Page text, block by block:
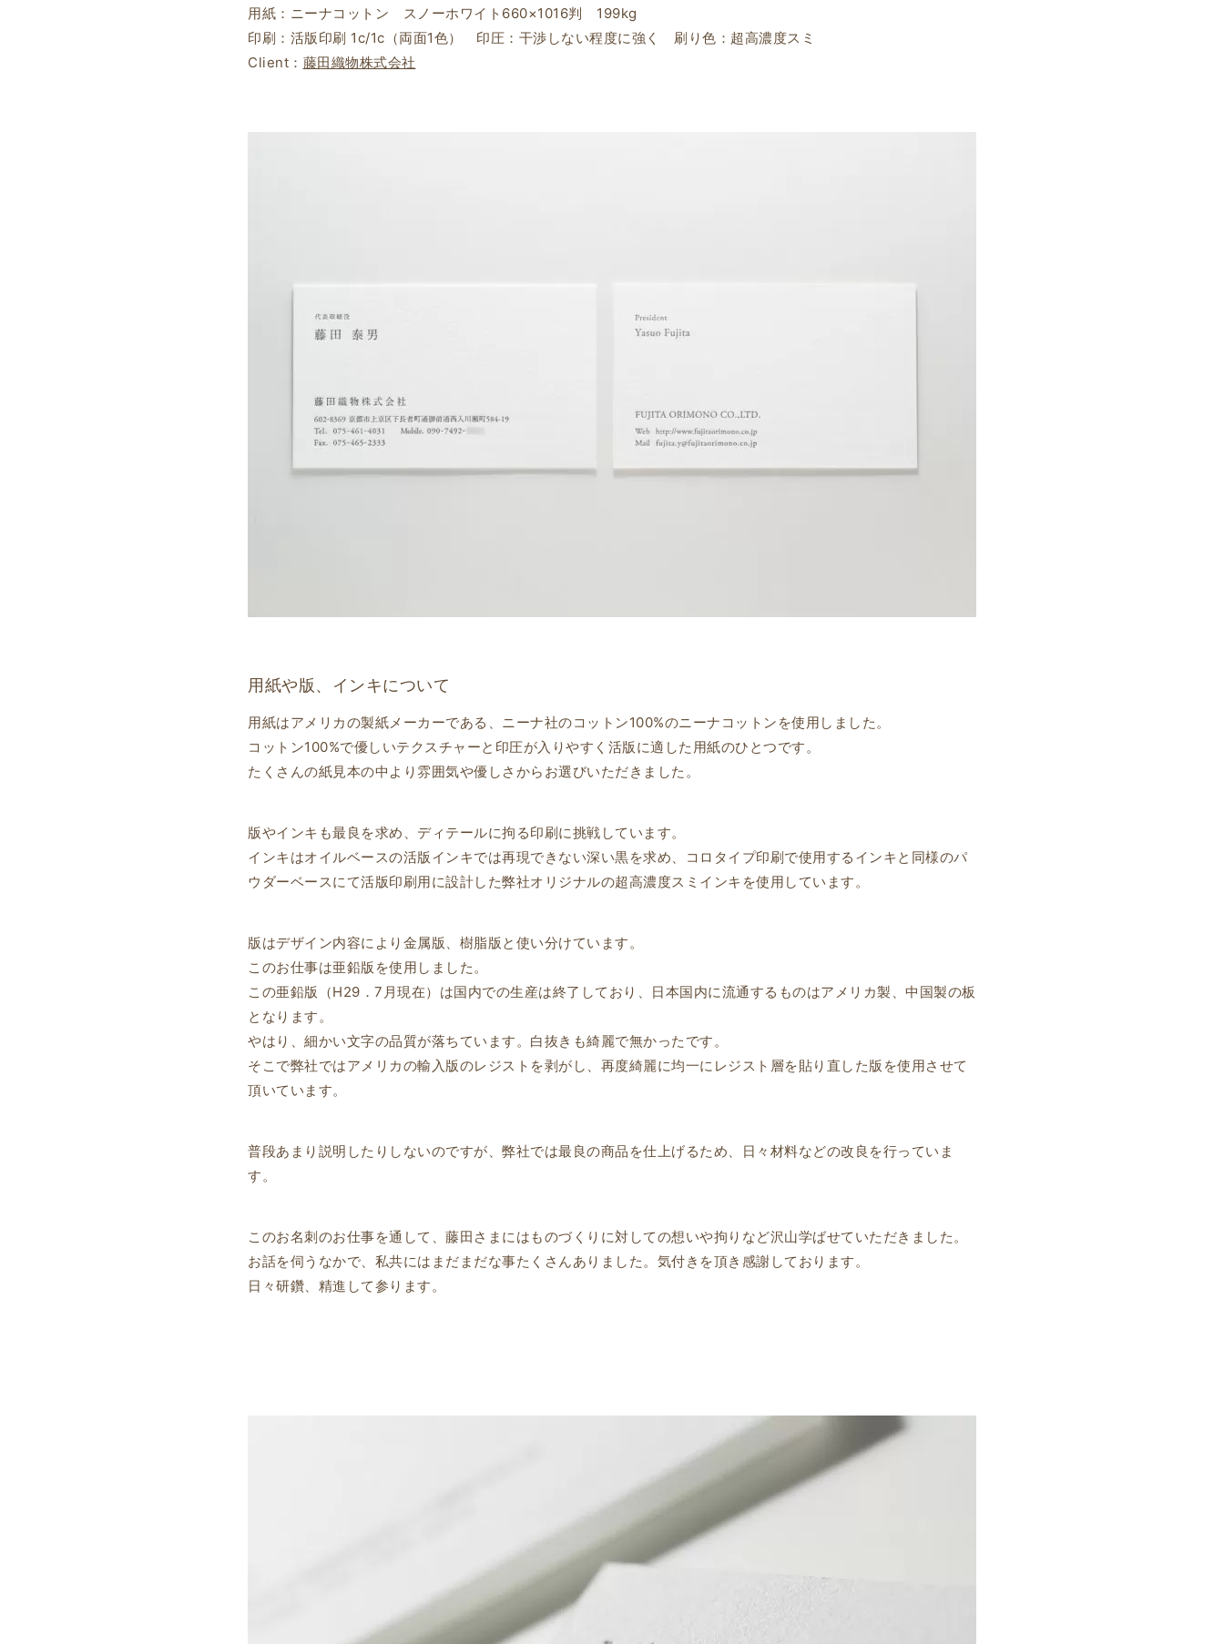
用紙：ニーナコットン スノーホワイト660×1016判 199kg
印刷：活版印刷 1c/1c（両面1色） 印圧：干渉しない程度に強く 刷り色：超高濃度スミ
Client： 藤田織物株式会社
用紙や版、インキについて
用紙はアメリカの製紙メーカーである、ニーナ社のコットン100%のニーナコットンを使用しました。
コットン100%で優しいテクスチャーと印圧が入りやすく活版に適した用紙のひとつです。
たくさんの紙見本の中より雰囲気や優しさからお選びいただきました。
版やインキも最良を求め、ディテールに拘る印刷に挑戦しています。
インキはオイルベースの活版インキでは再現できない深い黒を求め、コロタイプ印刷で使用するインキと同様のパ
ウダーベースにて活版印刷用に設計した弊社オリジナルの超高濃度スミインキを使用しています。
版はデザイン内容により金属版、樹脂版と使い分けています。
このお仕事は亜鉛版を使用しました。
この亜鉛版（H29．7月現在）は国内での生産は終了しており、日本国内に流通するものはアメリカ製、中国製の板
となります。
やはり、細かい文字の品質が落ちています。白抜きも綺麗で無かったです。
そこで弊社ではアメリカの輸入版のレジストを剥がし、再度綺麗に均一にレジスト層を貼り直した版を使用させて
頂いています。
普段あまり説明したりしないのですが、弊社では最良の商品を仕上げるため、日々材料などの改良を行っていま
す。
このお名刺のお仕事を通して、藤田さまにはものづくりに対しての想いや拘りなど沢山学ばせていただきました。
お話を伺うなかで、私共にはまだまだな事たくさんありました。気付きを頂き感謝しております。
日々研鑽、精進して参ります。